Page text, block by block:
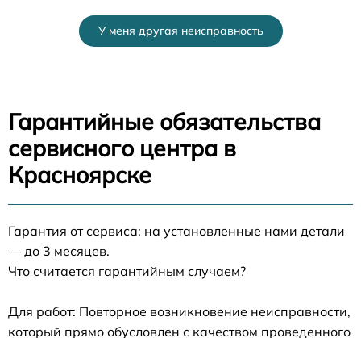
У меня другая неисправность
Гарантийные обязательства
сервисного центра в
Красноярске
Гарантия от сервиса: на установленные нами детали
— до 3 месяцев.
Что считается гарантийным случаем?
Для работ: Повторное возникновение неисправности,
который прямо обусловлен с качеством проведенного